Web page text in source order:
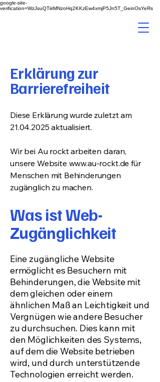
google-site-
verification=WzJsuQTiirMNzoHq2KKzEw4xmjP5Jn5T_GeinOsYeRs
Erklärung zur
Barrierefreiheit
Diese Erklärung wurde zuletzt am
21.04.2025 aktualisiert.
Wir bei Au rockt arbeiten daran,
unsere Website www.au-rockt.de für
Menschen mit Behinderungen
zugänglich zu machen.
Was ist Web-
Zugänglichkeit
Eine zugängliche Website
ermöglicht es Besuchern mit
Behinderungen, die Website mit
dem gleichen oder einem
ähnlichen Maß an Leichtigkeit und
Vergnügen wie andere Besucher
zu durchsuchen. Dies kann mit
den Möglichkeiten des Systems,
auf dem die Website betrieben
wird, und durch unterstützende
Technologien erreicht werden.